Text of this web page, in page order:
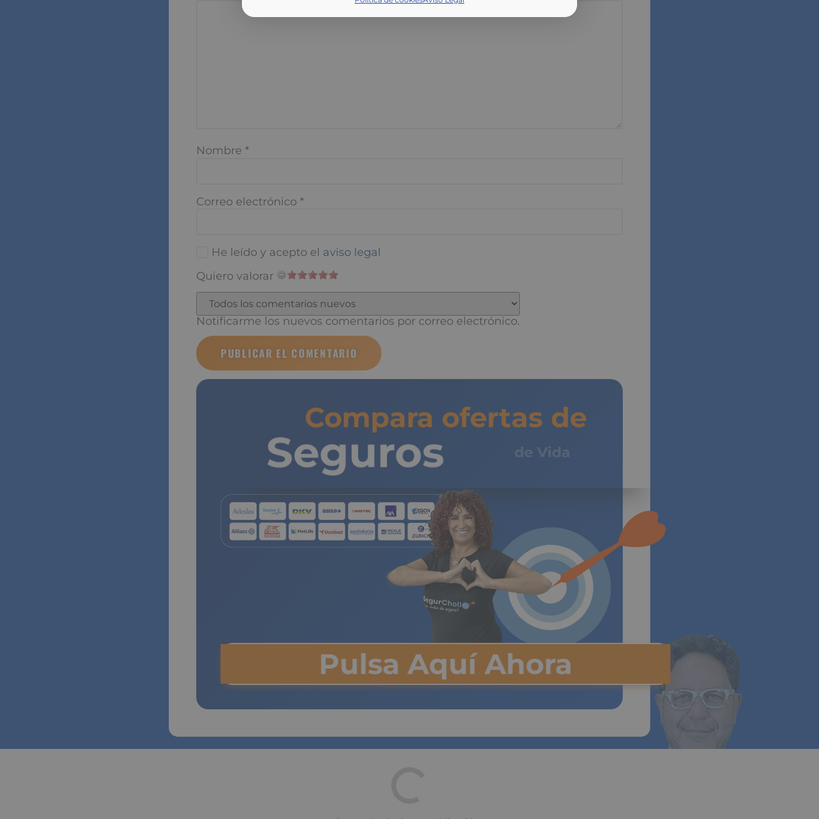
Nombre*
Correo electrónico*
He leído y acepto elaviso legal
Quiero valorar
Notificarme los nuevos comentarios por correo electrónico.
Compara ofertas de
Seguros de Vida
Pulsa Aquí Ahora